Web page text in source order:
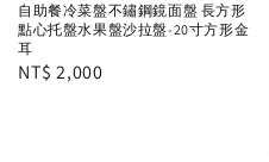
自助餐冷菜盤不鏽鋼鏡面盤 長方形
點心托盤水果盤沙拉盤-20寸方形金
耳
Regular
NT$ 2,000